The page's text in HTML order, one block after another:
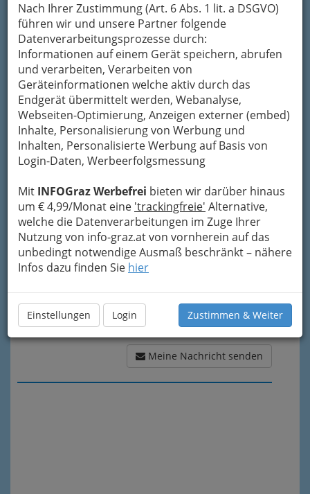
Nach Ihrer Zustimmung (Art. 6 Abs. 1 lit. a DSGVO)
führen wir und unsere Partner folgende
Datenverarbeitungsprozesse durch:
Informationen auf einem Gerät speichern, abrufen
und verarbeiten, Verarbeiten von
Geräteinformationen welche aktiv durch das
Endgerät übermittelt werden, Webanalyse,
Webseiten-Optimierung, Anzeigen externer (embed)
Inhalte, Personalisierung von Werbung und
Inhalten, Personalisierte Werbung auf Basis von
Login-Daten, Werbeerfolgsmessung
Mit INFOGraz Werbefrei bieten wir darüber hinaus
um € 4,99/Monat eine 'trackingfreie' Alternative,
welche die Datenverarbeitungen im Zuge Ihrer
Nutzung von info-graz.at von vornherein auf das
unbedingt notwendige Ausmaß beschränkt – nähere
Infos dazu finden Sie hier
Einstellungen Login Zustimmen & Weiter
und Ernährungswirtschaft weitergeleitet.
Mein Name
Meine Email Adresse
Mein Betreff
Meine Nachricht
Meine Nachricht senden